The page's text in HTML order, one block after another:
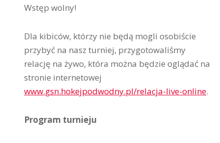
Wstęp wolny!
Dla kibiców, którzy nie będą mogli osobiście
przybyć na nasz turniej, przygotowaliśmy
relację na żywo, która można będzie oglądać na
stronie internetowej
www.gsn.hokejpodwodny.pl/relacja-live-online.
Program turnieju